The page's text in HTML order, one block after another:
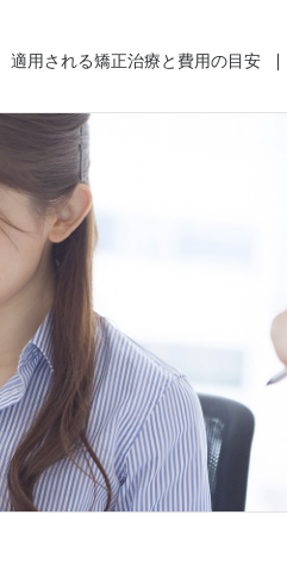
適用される矯正治療と費用の目安